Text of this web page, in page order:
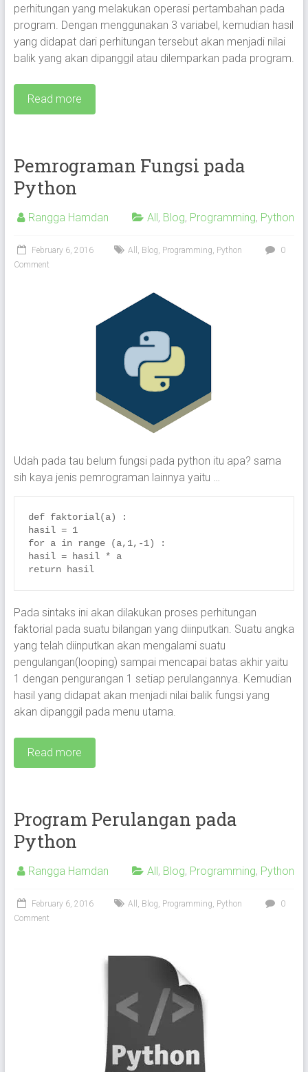
perhitungan yang melakukan operasi pertambahan pada
program. Dengan menggunakan 3 variabel, kemudian hasil
yang didapat dari perhitungan tersebut akan menjadi nilai
balik yang akan dipanggil atau dilemparkan pada program.
Read more
Pemrograman Fungsi pada
Python
Rangga Hamdan All, Blog, Programming, Python
February 6, 2016 All Blog Programming Python
0
Comment
Udah pada tau belum fungsi pada python itu apa? sama
sih kaya jenis pemrograman lainnya yaitu …
def faktorial(a) :
hasil = 1
for a in range (a,1,-1) :
hasil = hasil * a
return hasil
Pada sintaks ini akan dilakukan proses perhitungan
faktorial pada suatu bilangan yang diinputkan. Suatu angka
yang telah diinputkan akan mengalami suatu
pengulangan(looping) sampai mencapai batas akhir yaitu
1 dengan pengurangan 1 setiap perulangannya. Kemudian
hasil yang didapat akan menjadi nilai balik fungsi yang
akan dipanggil pada menu utama.
Read more
Program Perulangan pada
Python
Rangga Hamdan All, Blog, Programming, Python
February 6, 2016 All Blog Programming Python
0
Comment